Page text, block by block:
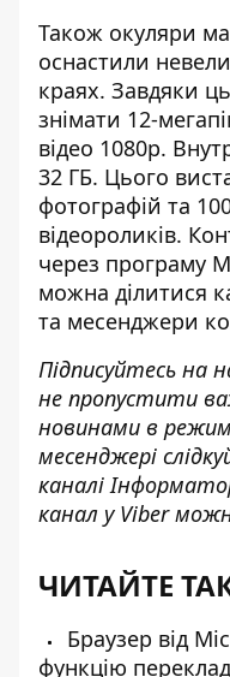
Також окуляри
оснастили
краях. Завдяки
знімати 12-
відео 1080p.
32 ГБ. Цього
фотографій та
відеороликів.
через програму
можна ділитися
та месенджери
Підписуйтесь на
не пропустити
новинами в
месенджері
каналі
канал у Viber
ЧИТАЙТЕ
Браузер від
функцію